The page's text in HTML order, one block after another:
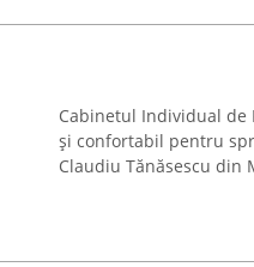
Cabinetul Individual de
și confortabil pentru
Claudiu Tănăsescu din